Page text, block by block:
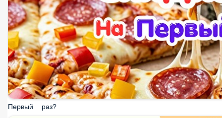
Первый раз?